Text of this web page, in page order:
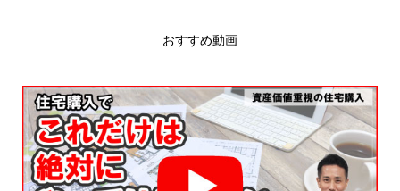
おすすめ動画